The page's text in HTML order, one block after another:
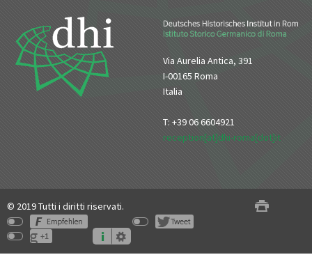
Via Aurelia Antica, 391
I-00165 Roma
Italia
T: +39 06 6604921
reception[at]dhi-roma[dot]it
© 2019 Tutti i diritti riservati.